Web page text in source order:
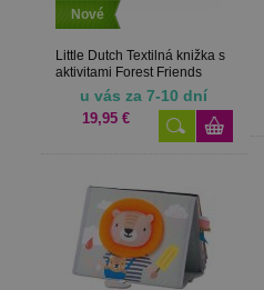
Nové
Little Dutch Textilná knižka s
aktivitami Forest Friends
u vás za 7-10 dní
19,95 €